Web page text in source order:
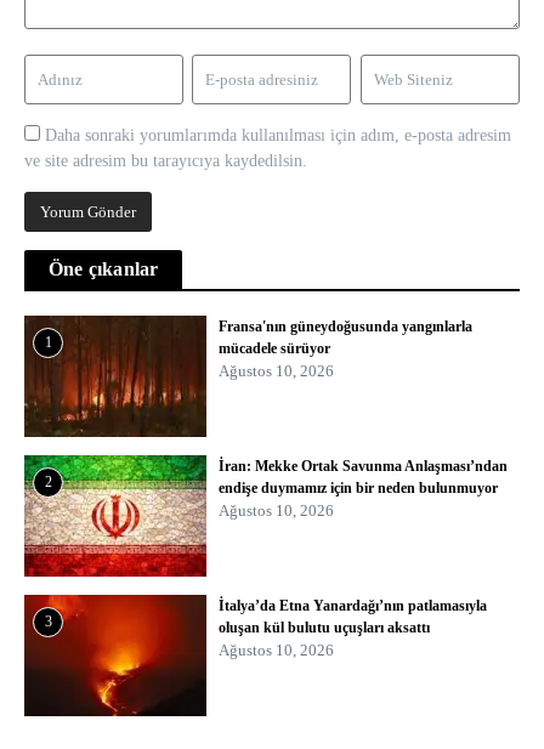
Daha sonraki yorumlarımda kullanılması için adım, e-posta adresim
ve site adresim bu tarayıcıya kaydedilsin.
Öne çıkanlar
1
Fransa'nın güneydoğusunda yangınlarla
mücadele sürüyor
Ağustos 10, 2026
2
İran: Mekke Ortak Savunma Anlaşması’ndan
endişe duymamız için bir neden bulunmuyor
Ağustos 10, 2026
3
İtalya’da Etna Yanardağı’nın patlamasıyla
oluşan kül bulutu uçuşları aksattı
Ağustos 10, 2026